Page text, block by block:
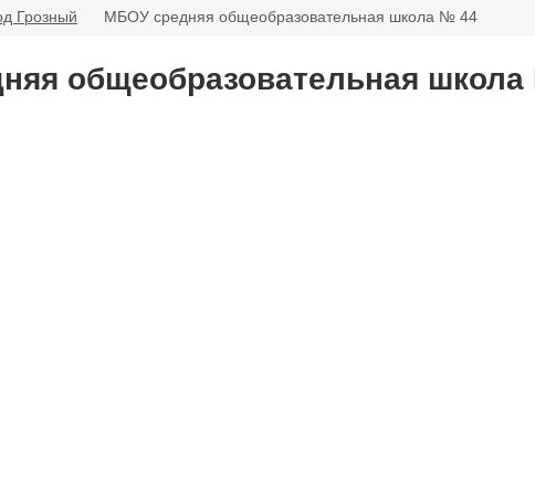
Грозный МБОУ средняя общеобразовательная школа № 44
общеобразовательная